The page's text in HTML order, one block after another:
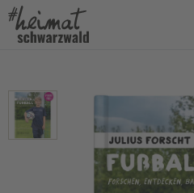
Es befinden sich keine
Jetzt einkaufen